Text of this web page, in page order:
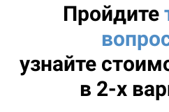
Пройдите
узнайте
в 2-х